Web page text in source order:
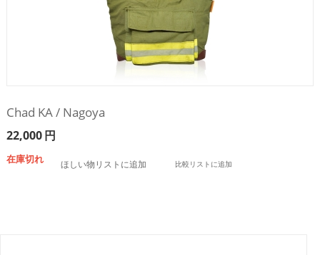
Chad KA / Nagoya
22,000円
在庫切れ ほしい物リストに追加 比較リストに追加